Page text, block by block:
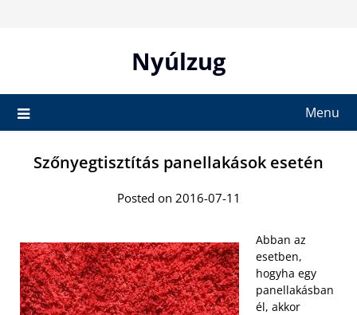
Nyúlzug
Menu
Szőnyegtisztítás panellakások esetén
Posted on 2016-07-11
Abban az
esetben,
hogyha egy
panellakásban
él, akkor